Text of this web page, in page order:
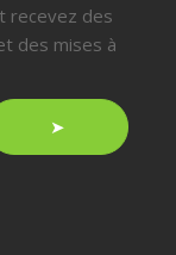
recevez des
des mises à
➤